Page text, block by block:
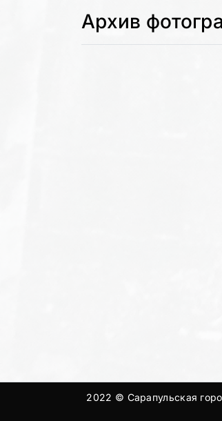
Архив
2022 © Сарапульская